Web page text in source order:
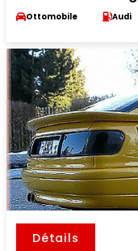
Ottomobile Audi
Détails